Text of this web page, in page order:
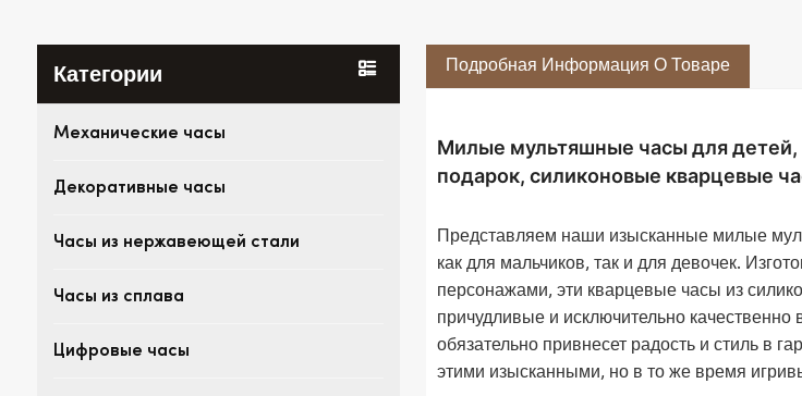
Категории
Механические часы
Декоративные часы
Часы из нержавеющей стали
Часы из сплава
Цифровые часы
Подробная Информация О Товаре
Милые мультяшные часы для детей,
подарок, силиконовые кварцевые
Представляем наши изысканные милые
как для мальчиков, так и для девочек.
персонажами, эти кварцевые часы из
причудливые и исключительно
обязательно привнесет радость и стиль в
этими изысканными, но в то же время